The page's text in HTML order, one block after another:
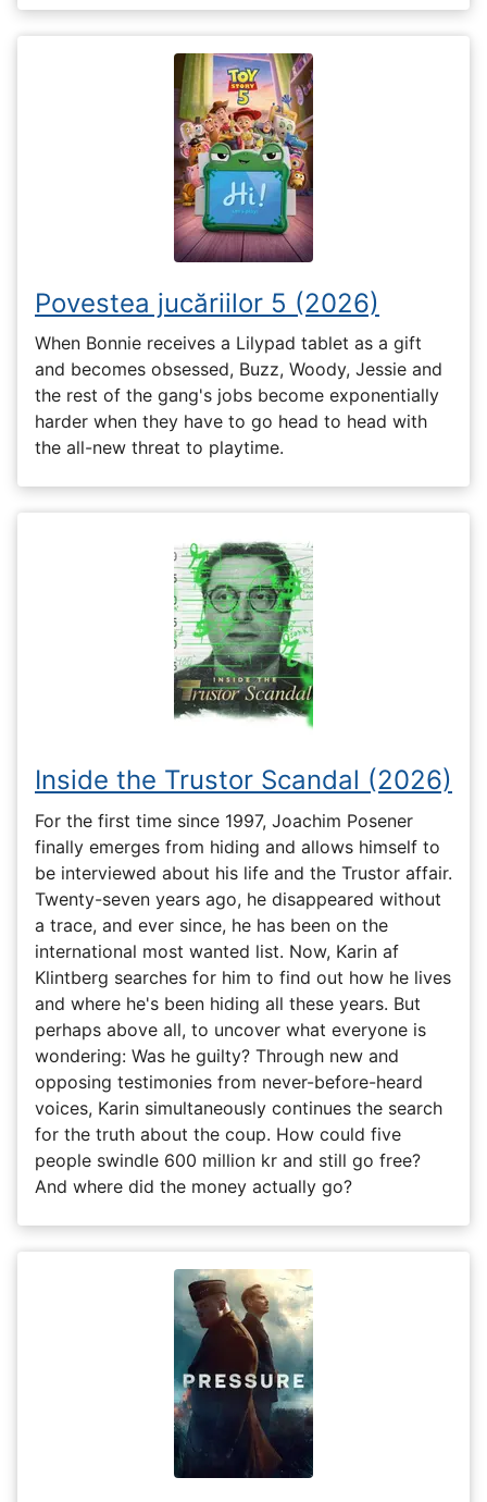
Povestea jucăriilor 5 (2026)
When Bonnie receives a Lilypad tablet as a gift
and becomes obsessed, Buzz, Woody, Jessie and
the rest of the gang's jobs become exponentially
harder when they have to go head to head with
the all-new threat to playtime.
Inside the Trustor Scandal (2026)
For the first time since 1997, Joachim Posener
finally emerges from hiding and allows himself to
be interviewed about his life and the Trustor affair.
Twenty-seven years ago, he disappeared without
a trace, and ever since, he has been on the
international most wanted list. Now, Karin af
Klintberg searches for him to find out how he lives
and where he's been hiding all these years. But
perhaps above all, to uncover what everyone is
wondering: Was he guilty? Through new and
opposing testimonies from never-before-heard
voices, Karin simultaneously continues the search
for the truth about the coup. How could five
people swindle 600 million kr and still go free?
And where did the money actually go?